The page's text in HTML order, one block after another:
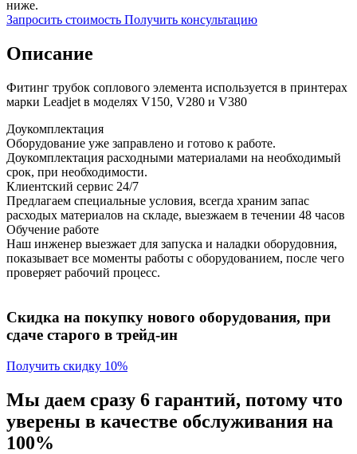
ниже.
Запросить стоимость Получить консультацию
Описание
Фитинг трубок соплового элемента используется в принтерах
марки Leadjet в моделях V150, V280 и V380
Доукомплектация
Оборудование уже заправлено и готово к работе.
Доукомплектация расходными материалами на необходимый
срок, при необходимости.
Клиентский сервис 24/7
Предлагаем специальные условия, всегда храним запас
расходых материалов на складе, выезжаем в течении 48 часов
Обучение работе
Наш инженер выезжает для запуска и наладки оборудовния,
показывает все моменты работы с оборудованием, после чего
проверяет рабочий процесс.
Скидка на покупку нового оборудования, при
сдаче старого в трейд-ин
Получить скидку 10%
Мы даем сразу 6 гарантий, потому что
уверены в качестве обслуживания на
100%